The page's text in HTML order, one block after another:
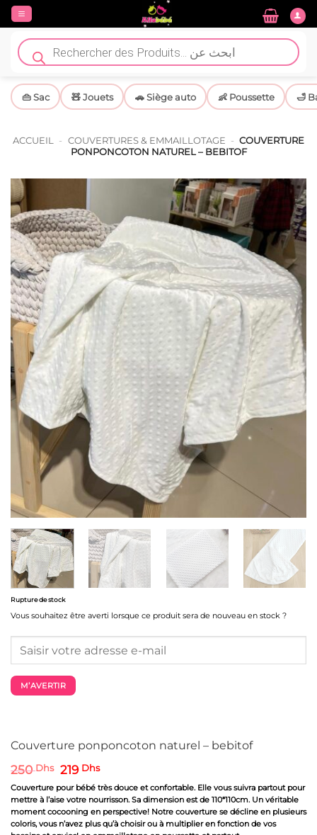
Passer
contenu
Recherche
de
produits
👜 Sac 🧸 Jouets 🚗 Siège auto 👶 Poussette 🛁
ACCUEIL - COUVERTURES & EMMAILLOTAGE - COUVERTURE
PONPONCOTON NATUREL – BEBITOF
Couverture ponponcoton naturel – bebitof
250Dhs Le
prix
initial
était :
250 Dhs.
219 DhsLe
prix
actuel
est :
219 Dhs.
Couverture pour bébé très douce et confortable. Elle vous suivra partout pour
mettre à l’aise votre nourrisson. Sa dimension est de 110*110cm. Un véritable
moment cocooning en perspective! Notre couverture se décline en plusieurs
coloris, vous n’avez plus qu’à choisir ou à multiplier en fonction de vos
Rupture de stock
Vous souhaitez être averti lorsque ce produit sera de nouveau en stock ?
M’AVERTIR